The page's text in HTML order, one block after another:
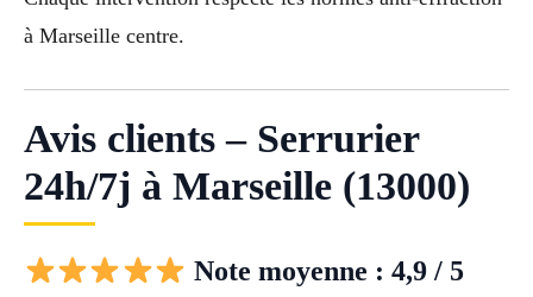
à Marseille centre.
Avis clients – Serrurier
24h/7j à Marseille (13000)
Note moyenne : 4,9 / 5